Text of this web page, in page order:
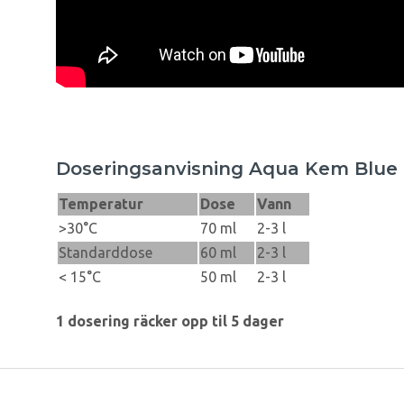
Doseringsanvisning Aqua Kem Blue
Temperatur Dose
Vann
>30°C
70 ml
2-3 l
Standarddose
60 ml
2-3 l
< 15°C
50 ml 2-3 l
1 dosering räcker opp til 5 dager